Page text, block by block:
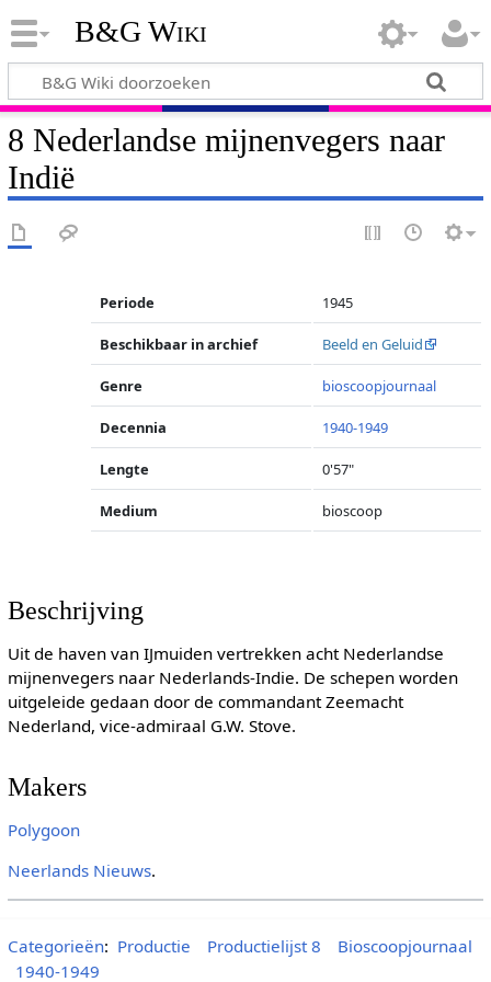
B&G Wiki
8 Nederlandse mijnenvegers naar
Indië
Periode 1945
Beschikbaar in archief Beeld en Geluid
Genre bioscoopjournaal
Decennia 1940-1949
Lengte 0'57"
Medium bioscoop
Beschrijving
Uit de haven van IJmuiden vertrekken acht Nederlandse
mijnenvegers naar Nederlands-Indie. De schepen worden
uitgeleide gedaan door de commandant Zeemacht
Nederland, vice-admiraal G.W. Stove.
Makers
Polygoon
Neerlands Nieuws.
Categorieën: Productie Productielijst 8
Bioscoopjournaal
1940-1949